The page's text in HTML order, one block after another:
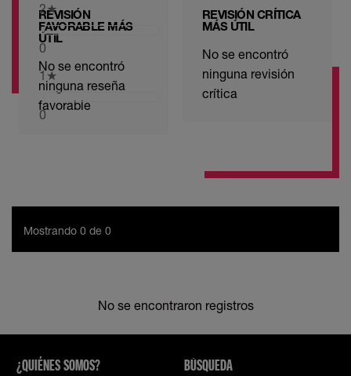
2★
0
1★
0
REVISIÓN
FAVORABLE MÁS
ÚTIL
No se encontró
ninguna reseña
favorable
REVISIÓN CRÍTICA
MÁS ÚTIL
No se encontró
ninguna revisión
crítica
Mostrando 0 de 0
No se encontraron registros
¿QUIÉNES SOMOS?
BÚSQUEDA